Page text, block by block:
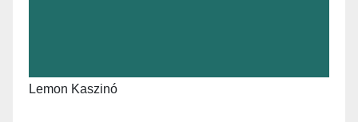
Lemon Kaszinó